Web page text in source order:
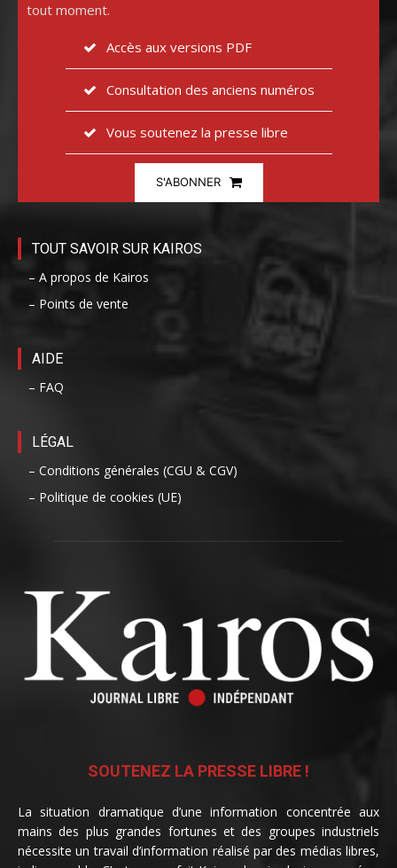
tout moment.
Accès aux versions PDF
Consultation des anciens numéros
Vous soutenez la presse libre
S'ABONNER
TOUT SAVOIR SUR KAIROS
– A propos de Kairos
– Points de vente
AIDE
– FAQ
LÉGAL
– Conditions générales (CGU & CGV)
– Politique de cookies (UE)
SOUTENEZ LA PRESSE LIBRE !
La situation dramatique d’une information concentrée aux
mains des plus grandes fortunes et des groupes industriels
nécessite un travail d’information réalisé par des médias libres,